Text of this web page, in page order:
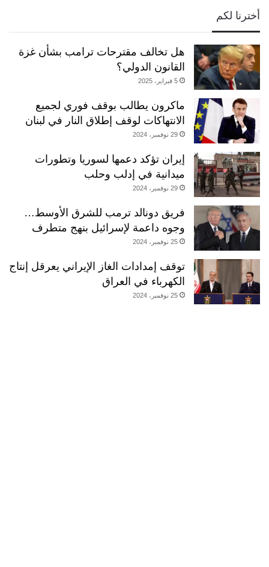
أخترنا لكم
هل تخالف مقترحات ترامب بشأن غزة
القانون الدولي؟
5 فبراير، 2025
ماكرون يطالب بوقف فوري لجميع
الانتهاكات لوقف إطلاق النار في لبنان
29 نوفمبر، 2024
إيران تؤكد دعمها لسوريا وتطورات
ميدانية في إدلب وحلب
29 نوفمبر، 2024
فريق دونالد ترمب للشرق الأوسط…
وجوه داعمة لإسرائيل بنهج متطرف
25 نوفمبر، 2024
توقف إمدادات الغاز الإيراني يعرقل إنتاج
الكهرباء في العراق
25 نوفمبر، 2024